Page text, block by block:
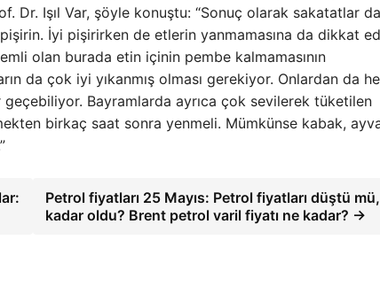
Dr. Işıl Var, şöyle konuştu: “Sonuç olarak sakatatlar
İyi pişirirken de etlerin yanmamasına da dikkat
olan burada etin içinin pembe kalmamasının
da çok iyi yıkanmış olması gerekiyor. Onlardan da
Bayramlarda ayrıca çok sevilerek tüketilen
birkaç saat sonra yenmeli. Mümkünse kabak,
Petrol fiyatları 25 Mayıs: Petrol fiyatları düştü
kadar oldu? Brent petrol varil fiyatı ne kadar? →